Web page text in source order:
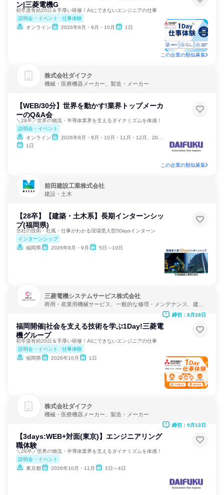
ン|三菱電機G
初年度有給20日＆手厚い研修！AIにできないエンジニアの仕事
説明会・イベント
仕事体験
オンライン
2026年8月・9月・10月 1日
この企業の類似募集
株式会社ダイフク
機械・医療機器メーカー、製造・メーカー
【WEB/30分】世界を動かす!業界トップメーカ
ーのQ&A会
＼28卒／世界の物流・半導体業界を支えるダイナミズムを体感！
説明会・イベント
オンライン
2026年8月・9月・10月・11月・12月、2027年1月
1日
この企業の類似募集
前田建設工業株式会社
建設・土木
【28卒】【建築・土木系】長期インターンシッ
プ(福岡県)
当社の技術・社風・仕事がわかる現場受入型5Daysインターン
インターンシップ
福岡県
2026年8月・9月 5日～10日
三菱電機システムサービス株式会社
商用・産業用機械サービス、一般的な修理・メンテナンス、建
福岡開催|社会を支える技術を学ぶ1Day!三菱電
機グループ
初年度有給20日＆手厚い研修！AIにできないエンジニアの仕事
説明会・イベント
仕事体験
福岡県
2026年10月 1日
締切：8月28日
株式会社ダイフク
機械・医療機器メーカー、製造・メーカー
【3days:WEB+対面(東京)】エンジニアリング
職体験
＼28卒／世界の物流・半導体業界を支えるダイナミズムを体感！
説明会・イベント
東京都
2026年10月・11月 2日～4日
締切：9月13日